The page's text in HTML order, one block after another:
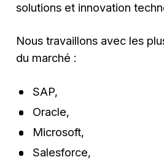
solutions et innovation
Nous travaillons avec les
du marché :
SAP,
Oracle,
Microsoft,
Salesforce,